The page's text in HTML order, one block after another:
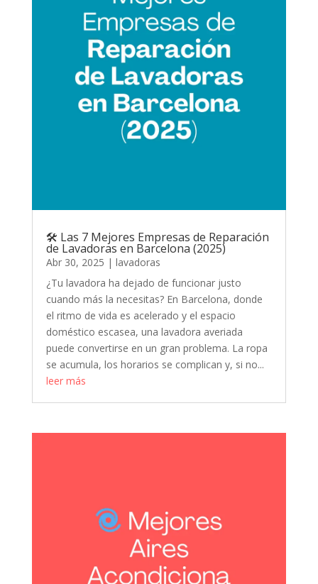
🛠️ Las 7 Mejores Empresas de Reparación
de Lavadoras en Barcelona (2025)
Abr 30, 2025 | lavadoras
¿Tu lavadora ha dejado de funcionar justo
cuando más la necesitas? En Barcelona, donde
el ritmo de vida es acelerado y el espacio
doméstico escasea, una lavadora averiada
puede convertirse en un gran problema. La ropa
se acumula, los horarios se complican y, si no...
leer más